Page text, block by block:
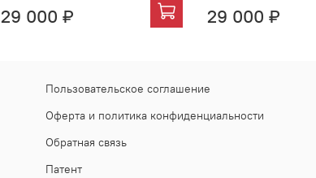
29 000 ₽ 29 000 ₽
Пользовательское соглашение
Оферта и политика конфиденциальности
Обратная связь
Патент